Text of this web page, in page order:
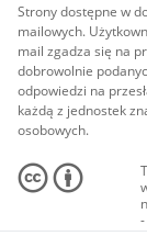
Strony dostępne w
mailowych.
mail zgadza się na
dobrowolnie
odpowiedzi na
każdą z jednostek
osobowych.